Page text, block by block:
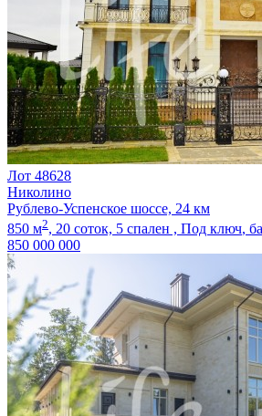
Лот 48628
Николино
Рублево-Успенское шоссе, 24 км
850 м2, 20 соток, 5 спален , Под ключ,
850 000 000